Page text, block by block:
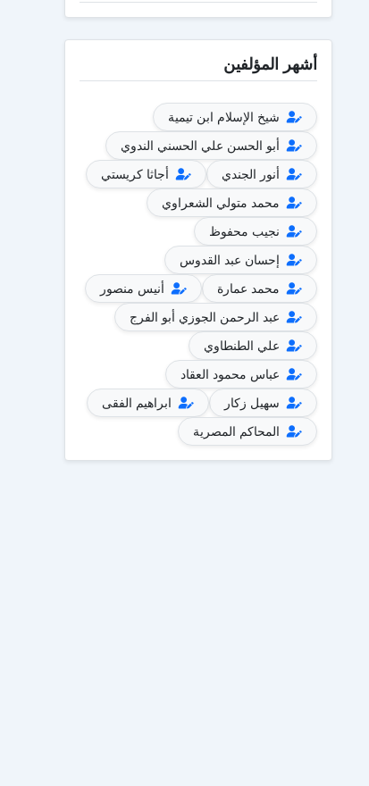
أشهر المؤلفين
شيخ الإسلام ابن تيمية
أبو الحسن علي الحسني الندوي
أنور الجندي
أجاثا كريستي
محمد متولي الشعراوي
نجيب محفوظ
إحسان عبد القدوس
محمد عمارة
أنيس منصور
عبد الرحمن الجوزي أبو الفرج
علي الطنطاوي
عباس محمود العقاد
سهيل زكار
ابراهيم الفقى
المحاكم المصرية